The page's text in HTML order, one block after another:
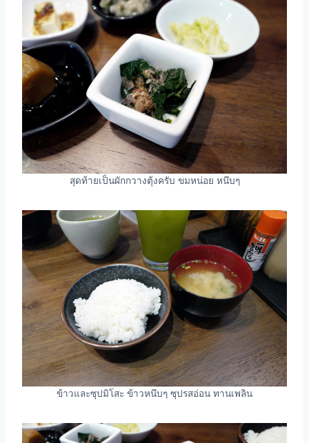
สุดท้ายเป็นผักกวางตุ้งครับ ขมหน่อย หนึบๆ
ข้าวและซุปมิโสะ ข้าวหนึบๆ ซุปรสอ่อน ทานเพลิน